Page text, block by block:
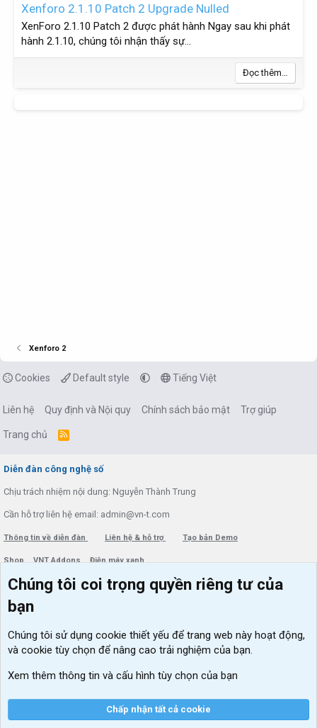
Xenforo 2.1.10 Patch 2 Upgrade Nulled
XenForo 2.1.10 Patch 2 được phát hành Ngay sau khi phát
hành 2.1.10, chúng tôi nhận thấy sự...
Đọc thêm…
Xenforo 2
Cookies Default style Tiếng Việt
Liên hệ Quy định và Nội quy Chính sách bảo mật Trợ giúp
Trang chủ
R
Diễn đàn công nghệ số
Chịu trách nhiệm nội dung: Nguyễn Thành Trung
Cần hỗ trợ liên hệ email: admin@vn-t.com
Thông tin về diễn đàn Liên hệ & hỗ trợ Tạo bản Demo
Shop VNT Addons Điện máy xanh
Menu thành viên
Đăng nhập
Diễn đàn
Kích hoạt Windows/ Office miễn phí
VIP add-ons Xenforo
Khuyến mãi và tài trợ
Chúng tôi coi trọng quyền riêng tư của
bạn
Chúng tôi sử dụng cookie thiết yếu để trang web này hoạt động,
và cookie tùy chọn để nâng cao trải nghiệm của bạn.
Xem thêm thông tin và cấu hình tùy chọn của bạn
Chấp nhận tất cả cookie